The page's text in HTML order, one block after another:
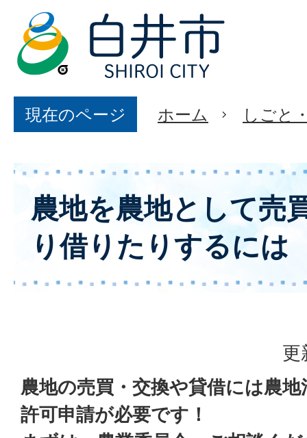
現在のページ ホーム しごと
農地を農地として売
り借りたりするには
更
農地の売買・交換や貸借には農
許可申請が必要です！